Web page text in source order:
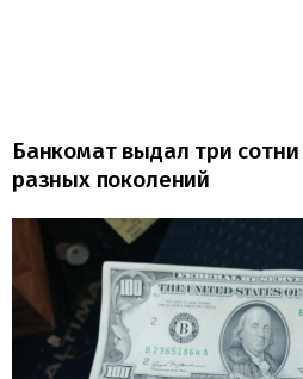
Банкомат выдал три
разных поколений